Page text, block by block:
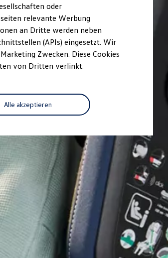
oder
relevante Werbung
an Dritte werden neben
(APIs) eingesetzt. Wir
Zwecken. Diese Cookies
von Dritten verlinkt.
Alle akzeptieren